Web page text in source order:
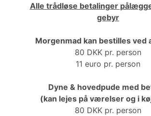
Alle trådløse betalinger
gebyr
Morgenmad kan bestilles ved
80 DKK pr. person
11 euro pr. person
Dyne & hovedpude med
(kan lejes på værelser og i
80 DKK pr. person